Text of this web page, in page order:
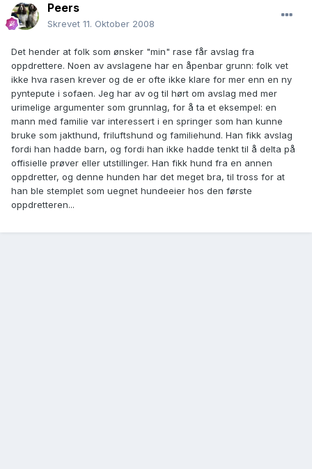
Peers
Skrevet 11. Oktober 2008
Det hender at folk som ønsker "min" rase får avslag fra
oppdrettere. Noen av avslagene har en åpenbar grunn: folk vet
ikke hva rasen krever og de er ofte ikke klare for mer enn en ny
pyntepute i sofaen. Jeg har av og til hørt om avslag med mer
urimelige argumenter som grunnlag, for å ta et eksempel: en
mann med familie var interessert i en springer som han kunne
bruke som jakthund, friluftshund og familiehund. Han fikk avslag
fordi han hadde barn, og fordi han ikke hadde tenkt til å delta på
offisielle prøver eller utstillinger. Han fikk hund fra en annen
oppdretter, og denne hunden har det meget bra, til tross for at
han ble stemplet som uegnet hundeeier hos den første
oppdretteren...